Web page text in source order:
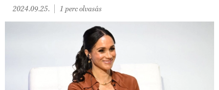
2024.09.25. 1 perc olvasás